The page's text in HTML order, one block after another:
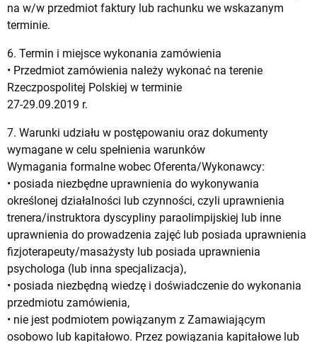
na w/w przedmiot faktury lub rachunku we wskazanym
terminie.
6. Termin i miejsce wykonania zamówienia
• Przedmiot zamówienia należy wykonać na terenie
Rzeczpospolitej Polskiej w terminie
27-29.09.2019 r.
7. Warunki udziału w postępowaniu oraz dokumenty
wymagane w celu spełnienia warunków
Wymagania formalne wobec Oferenta/Wykonawcy:
• posiada niezbędne uprawnienia do wykonywania
określonej działalności lub czynności, czyli uprawnienia
trenera/instruktora dyscypliny paraolimpijskiej lub inne
uprawnienia do prowadzenia zajęć lub posiada uprawnienia
fizjoterapeuty/masażysty lub posiada uprawnienia
psychologa (lub inna specjalizacja),
• posiada niezbędną wiedzę i doświadczenie do wykonania
przedmiotu zamówienia,
• nie jest podmiotem powiązanym z Zamawiającym
osobowo lub kapitałowo. Przez powiązania kapitałowe lub